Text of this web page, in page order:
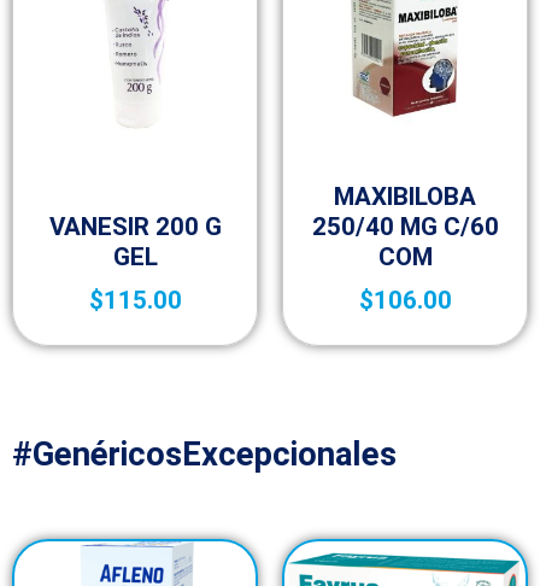
VANESIR 200 G
GEL
$115.00
MAXIBILOBA
250/40 MG C/60
COM
$106.00
#GenéricosExcepcionales